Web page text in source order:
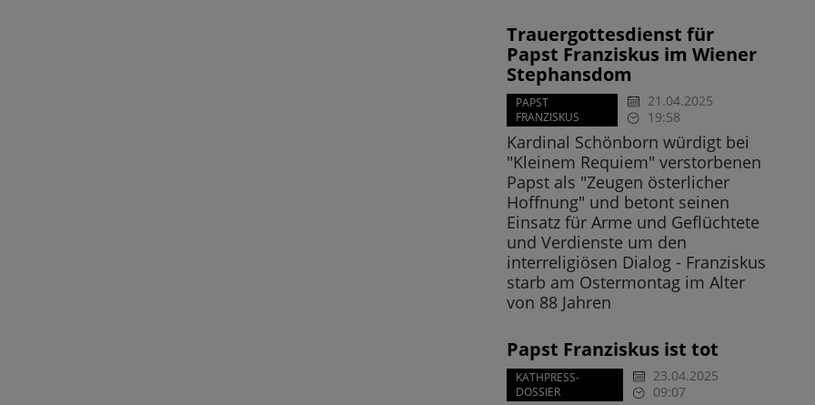
Trauergottesdienst für
Papst Franziskus im Wiener
Stephansdom
PAPST
FRANZISKUS
21.04.2025
19:58
Kardinal Schönborn würdigt bei
"Kleinem Requiem" verstorbenen
Papst als "Zeugen österlicher
Hoffnung" und betont seinen
Einsatz für Arme und Geflüchtete
und Verdienste um den
interreligiösen Dialog - Franziskus
starb am Ostermontag im Alter
von 88 Jahren
Papst Franziskus ist tot
KATHPRESS-
DOSSIER
23.04.2025
09:07